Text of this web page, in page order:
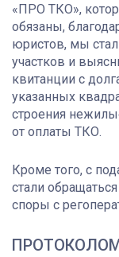
«ПРО ТКО»,
обязаны,
юристов, мы
участков и
квитанции с
указанных
строения
от оплаты ТКО.
Кроме того, с
стали
споры с